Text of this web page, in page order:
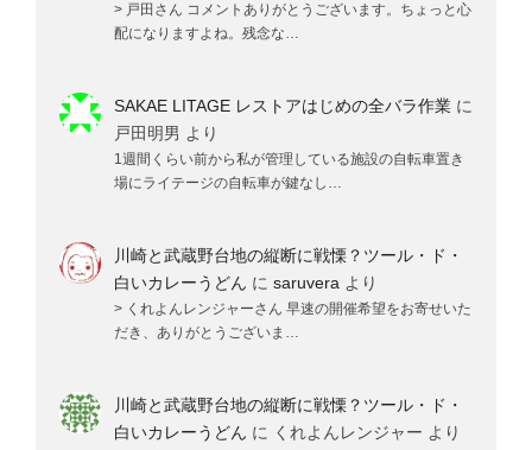
> 戸田さん コメントありがとうございます。ちょっと心
配になりますよね。残念な…
SAKAE LITAGE レストアはじめの全バラ作業に
戸田明男 より
1週間くらい前から私が管理している施設の自転車置き
場にライテージの自転車が鍵なし…
川崎と武蔵野台地の縦断に戦慄？ツール・ド・
白いカレーうどん に saruvera より
> くれよんレンジャーさん 早速の開催希望をお寄せいた
だき、ありがとうございま…
川崎と武蔵野台地の縦断に戦慄？ツール・ド・
白いカレーうどん に くれよんレンジャー より